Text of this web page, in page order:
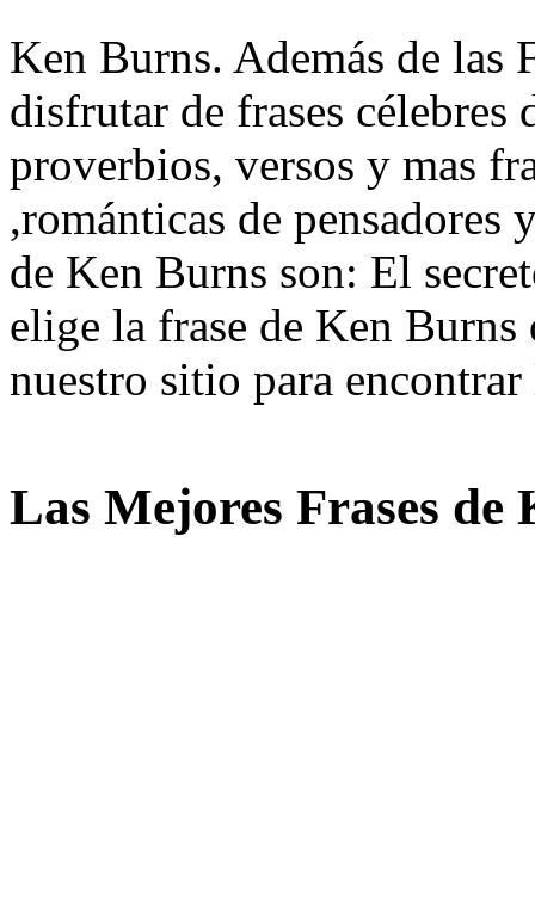
Ken Burns. Además de las
disfrutar de frases célebres
proverbios, versos y mas
,románticas de pensadores
de Ken Burns son: El
elige la frase de Ken
nuestro sitio para
Las Mejores Frases de